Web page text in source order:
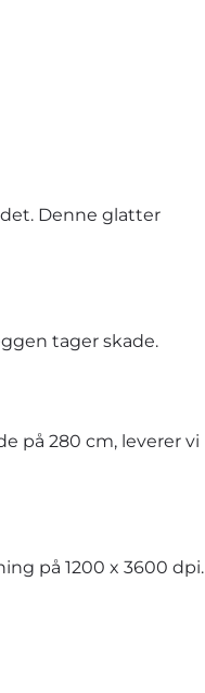
Denne glatter
tager skade.
på 280 cm, leverer vi
på 1200 x 3600 dpi.